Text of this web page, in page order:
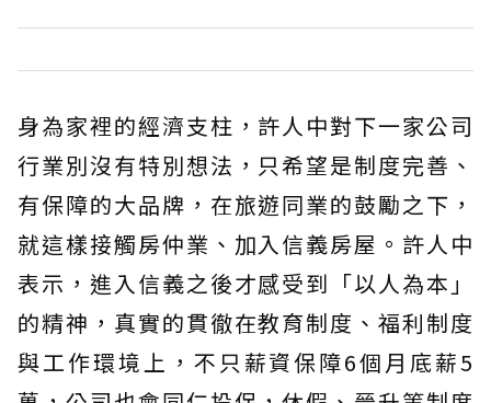
身為家裡的經濟支柱，許人中對下一家公司
行業別沒有特別想法，只希望是制度完善、
有保障的大品牌，在旅遊同業的鼓勵之下，
就這樣接觸房仲業、加入信義房屋。許人中
表示，進入信義之後才感受到「以人為本」
的精神，真實的貫徹在教育制度、福利制度
與工作環境上，不只薪資保障6個月底薪5